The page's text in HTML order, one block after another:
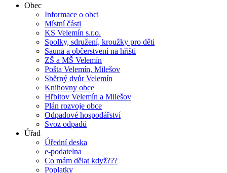
Obec
Informace o obci
Místní části
KS Velemín s.r.o.
Spolky, sdružení, kroužky pro děti
Sauna a občerstvení na hřišti
ZŠ a MŠ Velemín
Pošta Velemín, Milešov
Sběrný dvůr Velemín
Knihovny obce
Hřbitov Velemín a Milešov
Plán rozvoje obce
Odpadové hospodářství
Svoz odpadů
Úřad
Úřední deska
e-podatelna
Co mám dělat když???
Poplatky